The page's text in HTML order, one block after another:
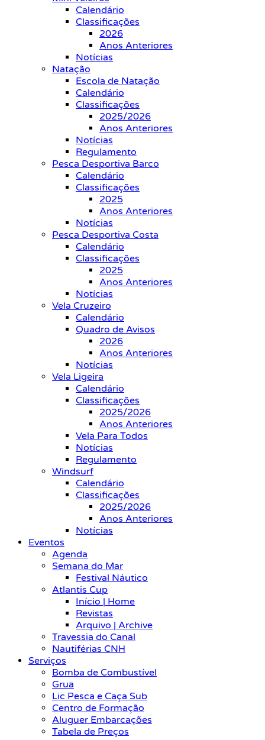
Calendário
Classificações
2026
Anos Anteriores
Notícias
Natação
Escola de Natação
Calendário
Classificações
2025/2026
Anos Anteriores
Notícias
Regulamento
Pesca Desportiva Barco
Calendário
Classificações
2025
Anos Anteriores
Notícias
Pesca Desportiva Costa
Calendário
Classificações
2025
Anos Anteriores
Notícias
Vela Cruzeiro
Calendário
Quadro de Avisos
2026
Anos Anteriores
Notícias
Vela Ligeira
Calendário
Classificações
2025/2026
Anos Anteriores
Vela Para Todos
Notícias
Regulamento
Windsurf
Calendário
Classificações
2025/2026
Anos Anteriores
Notícias
Eventos
Agenda
Semana do Mar
Festival Náutico
Atlantis Cup
Início | Home
Revistas
Arquivo | Archive
Travessia do Canal
Nautiférias CNH
Serviços
Bomba de Combustível
Grua
Lic Pesca e Caça Sub
Centro de Formação
Aluguer Embarcações
Tabela de Preços